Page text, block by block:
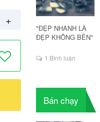
khi
mí
+
"ĐẸP NHANH LÀ
ĐẸP KHÔNG BỀN"
1 Bình luận
Bán chạy